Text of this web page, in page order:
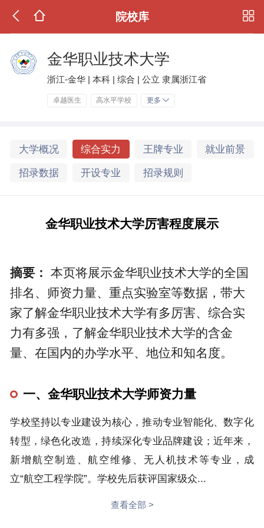
院校库
金华职业技术大学
浙江-金华 | 本科 | 综合 | 公立 隶属浙江省
卓越医生 高水平学校 更多
大学概况 综合实力 王牌专业 就业前景
招录数据 开设专业 招录规则
金华职业技术大学厉害程度展示
摘要：
本页将展示金华职业技术大学的全国
排名、师资力量、重点实验室等数据，带大
家了解金华职业技术大学有多厉害、综合实
力有多强，了解金华职业技术大学的含金
量、在国内的办学水平、地位和知名度。
一、金华职业技术大学师资力量
学校坚持以专业建设为核心，推动专业智能化、数字化
转型，绿色化改造，持续深化专业品牌建设；近年来，
新增航空制造、航空维修、无人机技术等专业，成
立“航空工程学院”。学校先后获评国家级众...
查看全部 >